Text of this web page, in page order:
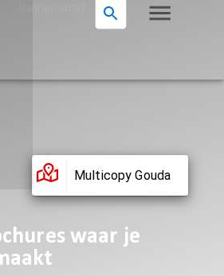
Multicopy Gouda
waar je